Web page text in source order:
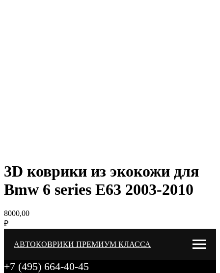
3D коврики из экокожи для
Bmw 6 series E63 2003-2010
8000,00
₽
АВТОКОВРИКИ ПРЕМИУМ КЛАССА
+7 (495) 664-40-45